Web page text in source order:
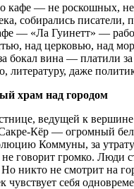
— не роскошных, не
собирались
— «Ла Гуинетт» —
над церковью, над
бокал вина — платили
литературу, даже
храм над городом
ведущей к
Сакре-Кёр — огромный
Коммуны, за
говорит громко.
никто не смотрит на
чувствует себя